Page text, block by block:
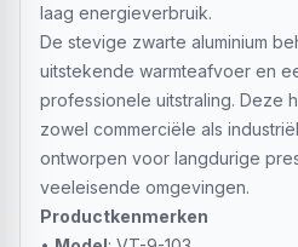
laag energieverbruik.
De stevige zwarte aluminium
uitstekende warmteafvoer en
professionele uitstraling. Deze
zowel commerciële als
ontworpen voor langdurige
veeleisende omgevingen.
Productkenmerken